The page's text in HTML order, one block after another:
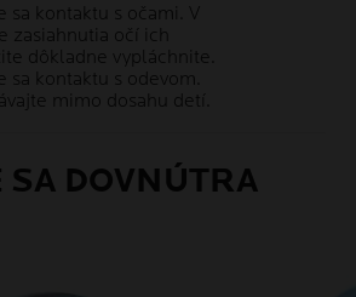
sa kontaktu s očami. V
zasiahnutia očí ich
dôkladne vypláchnite.
sa kontaktu s odevom.
mimo dosahu detí.
SA DOVNÚTRA